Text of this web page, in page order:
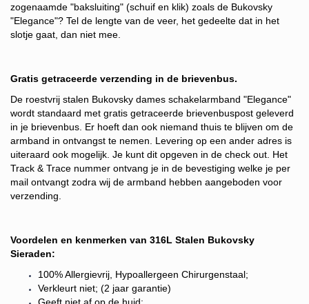
zogenaamde "baksluiting" (schuif en klik) zoals de Bukovsky
"Elegance"? Tel de lengte van de veer, het gedeelte dat in het
slotje gaat, dan niet mee.
Gratis getraceerde verzending in de brievenbus.
De roestvrij stalen Bukovsky dames schakelarmband "Elegance"
wordt standaard met gratis getraceerde brievenbuspost geleverd
in je brievenbus. Er hoeft dan ook niemand thuis te blijven om de
armband in ontvangst te nemen. Levering op een ander adres is
uiteraard ook mogelijk. Je kunt dit opgeven in de check out. Het
Track & Trace nummer ontvang je in de bevestiging welke je per
mail ontvangt zodra wij de armband hebben aangeboden voor
verzending.
Voordelen en kenmerken van 316L Stalen Bukovsky
Sieraden:
100% Allergievrij, Hypoallergeen Chirurgenstaal;
Verkleurt niet; (2 jaar garantie)
Geeft niet af op de huid;